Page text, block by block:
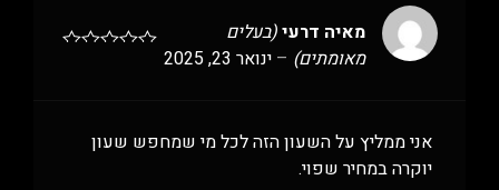
מאיה דרעי(בעלים
מאומתים) – ינואר 23, 2025
אני ממליץ על השעון הזה לכל מי שמחפש שעון
יוקרה במחיר שפוי.